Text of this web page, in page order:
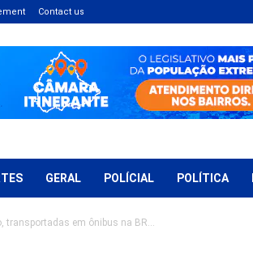
Contact us
GERAL POLÍCIAL POLÍTICA
transportadas em ônibus na BR...